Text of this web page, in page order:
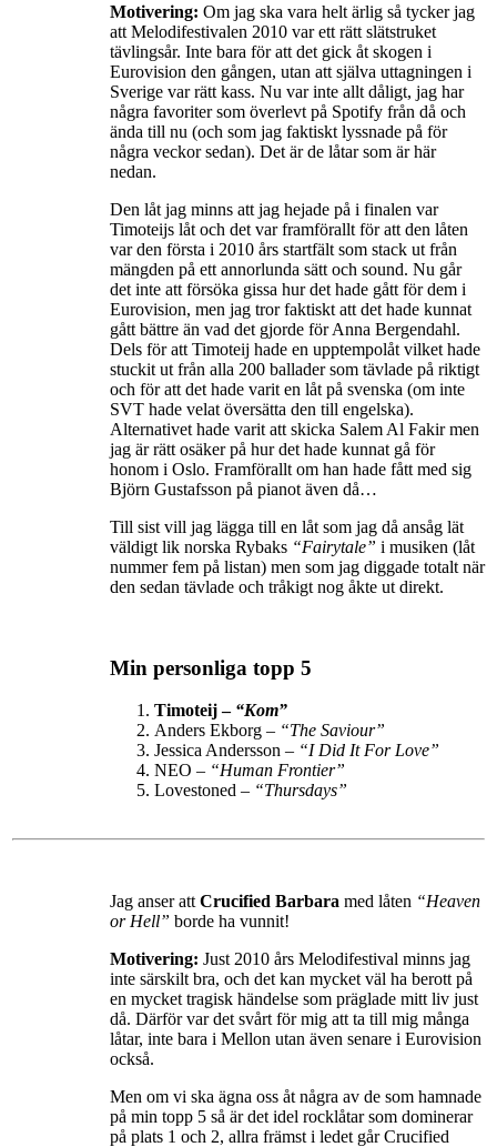
Motivering: Om jag ska vara helt ärlig så tycker jag
att Melodifestivalen 2010 var ett rätt slätstruket
tävlingsår. Inte bara för att det gick åt skogen i
Eurovision den gången, utan att själva uttagningen i
Sverige var rätt kass. Nu var inte allt dåligt, jag har
några favoriter som överlevt på Spotify från då och
ända till nu (och som jag faktiskt lyssnade på för
några veckor sedan). Det är de låtar som är här
nedan.
Den låt jag minns att jag hejade på i finalen var
Timoteijs låt och det var framförallt för att den låten
var den första i 2010 års startfält som stack ut från
mängden på ett annorlunda sätt och sound. Nu går
det inte att försöka gissa hur det hade gått för dem i
Eurovision, men jag tror faktiskt att det hade kunnat
gått bättre än vad det gjorde för Anna Bergendahl.
Dels för att Timoteij hade en upptempolåt vilket hade
stuckit ut från alla 200 ballader som tävlade på riktigt
och för att det hade varit en låt på svenska (om inte
SVT hade velat översätta den till engelska).
Alternativet hade varit att skicka Salem Al Fakir men
jag är rätt osäker på hur det hade kunnat gå för
honom i Oslo. Framförallt om han hade fått med sig
Björn Gustafsson på pianot även då…
Till sist vill jag lägga till en låt som jag då ansåg lät
väldigt lik norska Rybaks “Fairytale” i musiken (låt
nummer fem på listan) men som jag diggade totalt när
den sedan tävlade och tråkigt nog åkte ut direkt.
Min personliga topp 5
Timoteij – “Kom”
Anders Ekborg – “The Saviour”
Jessica Andersson – “I Did It For Love”
NEO – “Human Frontier”
Lovestoned – “Thursdays”
Jag anser att Crucified Barbara med låten “Heaven
or Hell” borde ha vunnit!
Motivering: Just 2010 års Melodifestival minns jag
inte särskilt bra, och det kan mycket väl ha berott på
en mycket tragisk händelse som präglade mitt liv just
då. Därför var det svårt för mig att ta till mig många
låtar, inte bara i Mellon utan även senare i Eurovision
också.
Men om vi ska ägna oss åt några av de som hamnade
på min topp 5 så är det idel rocklåtar som dominerar
på plats 1 och 2, allra främst i ledet går Crucified